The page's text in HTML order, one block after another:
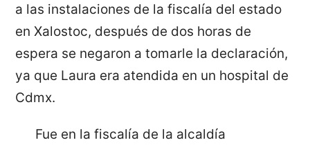
a las instalaciones de la fiscalía del estado
en Xalostoc, después de dos horas de
espera se negaron a tomarle la declaración,
ya que Laura era atendida en un hospital de
Cdmx.
Fue en la fiscalía de la alcaldía